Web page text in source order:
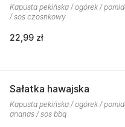
Kapusta pekińska / ogórek /
/ sos czosnkowy
22,99 zł
Sałatka hawajska
Kapusta pekińska / ogórek /
ananas / sos bbq